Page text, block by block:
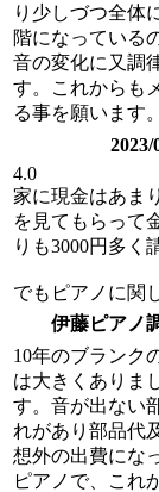
り少しづつ全体
階になっている
音の変化に又調
す。これからも
る事を願います
4.0
家に現金はあま
を見てもらって
りも3000円多く
でもピアノに関
伊藤ピアノ
10年のブランク
は大きくありま
す。音が出ない
れがあり部品代
想外の出費にな
ピアノで、これ